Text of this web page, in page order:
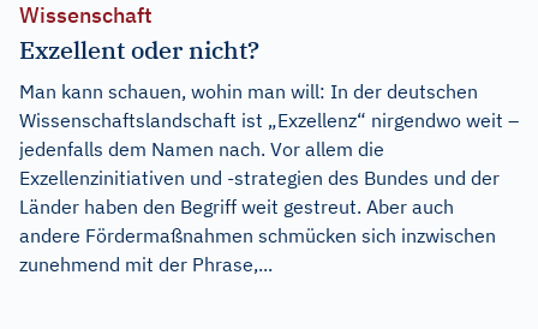
Wissenschaft
Exzellent oder nicht?
Man kann schauen, wohin man will: In der deutschen
Wissenschaftslandschaft ist „Exzellenz“ nirgendwo weit –
jedenfalls dem Namen nach. Vor allem die
Exzellenzinitiativen und -strategien des Bundes und der
Länder haben den Begriff weit gestreut. Aber auch
andere Fördermaßnahmen schmücken sich inzwischen
zunehmend mit der Phrase,...